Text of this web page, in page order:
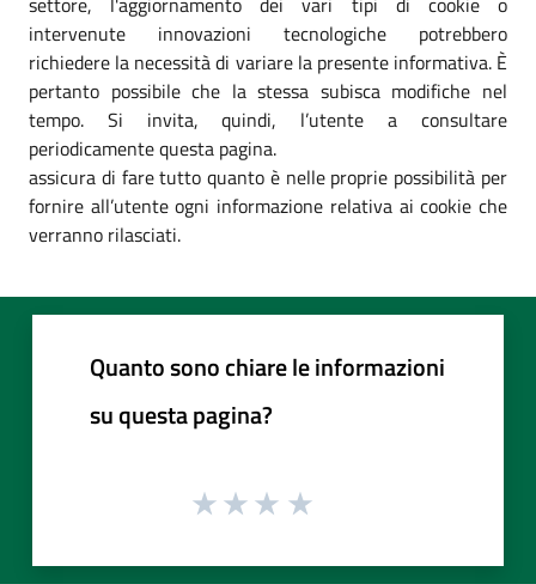
intervenute innovazioni tecnologiche potrebbero
richiedere la necessità di variare la presente informativa. È
pertanto possibile che la stessa subisca modifiche nel
tempo. Si invita, quindi, l’utente a consultare
periodicamente questa pagina.
assicura di fare tutto quanto è nelle proprie possibilità per
fornire all’utente ogni informazione relativa ai cookie che
verranno rilasciati.
Quanto sono chiare le informazioni
su questa pagina?